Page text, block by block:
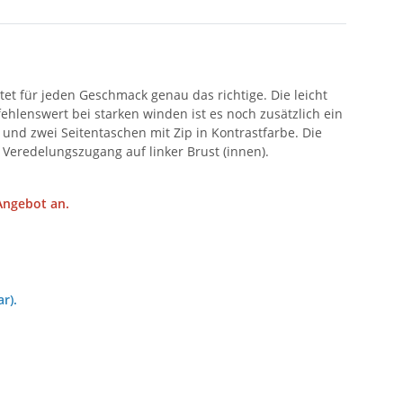
für jeden Geschmack genau das richtige. Die leicht
bei starken winden ist es noch zusätzlich ein
zwei Seitentaschen mit Zip in Kontrastfarbe. Die
auf linker Brust (innen).
an.